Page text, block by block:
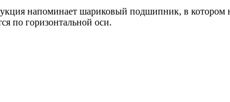
напоминает шариковый подшипник, в котором
по горизонтальной оси.